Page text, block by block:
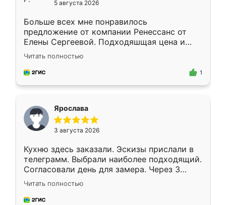
5 августа 2026
Больше всех мне понравилось
предложение от компании Ренессанс от
Елены Сергеевой. Подходяшщая цена и
короткие сроки изготовления. Приехавший
для замера сотрудник Владислав
предложил по моему эскизу самый
Читать полностью
1
Ярослава
3 августа 2026
Кухню здесь заказали. Эскизы прислали в
телеграмм. Выбрали наиболее подходящий.
Согласовали день для замера. Через 3
недели кухня была уже готова. Остались
довольны работой. Спасибо Ренессанс
мебель за качественную работу!
Читать полностью